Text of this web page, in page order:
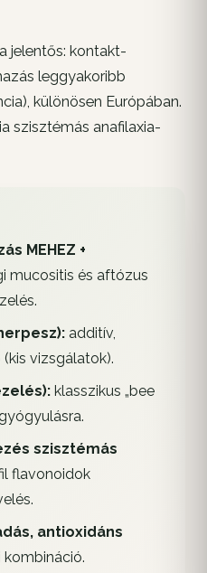
jelentős: kontakt-
leggyakoribb
különösen Európában.
szisztémás anafilaxia-
MEHEZ +
mucositis és aftózus
additív,
vizsgálatok).
klasszikus „bee
szisztémás
flavonoidok
antioxidáns